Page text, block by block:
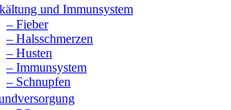
und Immunsystem
– Fieber
– Halsschmerzen
– Husten
– Immunsystem
– Schnupfen